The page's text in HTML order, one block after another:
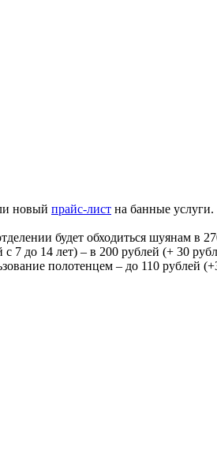
новый прайс-лист на банные услуги.
будет обходиться шуянам в
7 до 14 лет) – в 200 рублей (+ 30
полотенцем – до 110 рублей